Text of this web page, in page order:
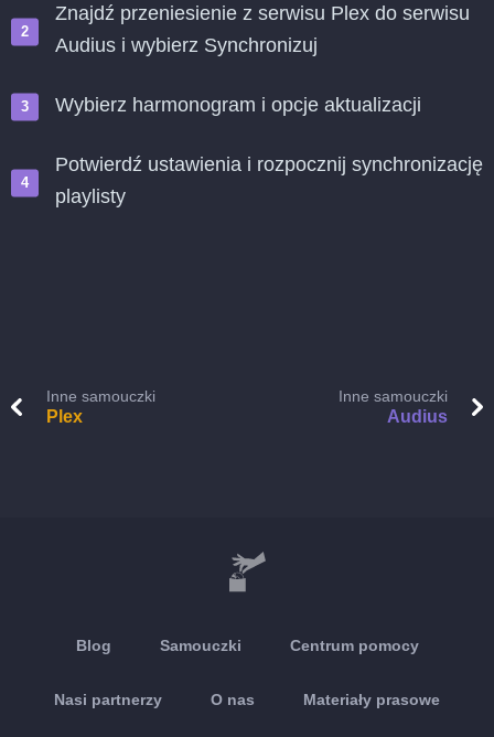
Znajdź przeniesienie z serwisu Plex do serwisu
Audius i wybierz Synchronizuj
Wybierz harmonogram i opcje aktualizacji
Potwierdź ustawienia i rozpocznij synchronizację
playlisty
Inne samouczki
Plex
Inne samouczki
Audius
Blog Samouczki Centrum pomocy
Nasi partnerzy O nas Materiały prasowe